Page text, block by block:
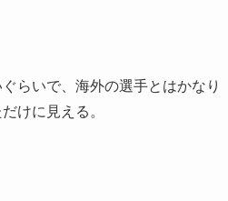
らいで、海外の選手とはかなり
けに見える。